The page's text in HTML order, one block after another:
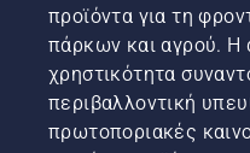
προϊόντα για τη
πάρκων και αγρού. Η
χρηστικότητα
περιβαλλοντική
πρωτοποριακές